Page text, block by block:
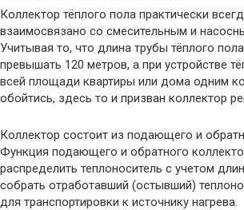
Коллектор тёплого пола практически
взаимосвязано со смесительным и
Учитывая то, что длина трубы тёплого
превышать 120 метров, а при устройстве
всей площади квартиры или дома одним
обойтись, здесь то и призван коллектор
Коллектор состоит из подающего и
Функция подающего и обратного
распределить теплоноситель с учетом
собрать отработавший (остывший)
для транспортировки к источнику нагрева.